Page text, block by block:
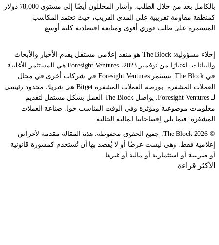
بالكامل بعد من خلال الطلب. وأشار المحللون أيضًا إلى مستوى 78,000 دولار
كمنطقة مقاومة تقريبية على المدى القريب، حيث تعتمد المكاسب
المستمرة على طلب فوري أقوى ومتابعة اقتصادية كلية أوسع.
إخلاء مسؤولية: The Block هو منفذ إعلامي مستقل يقدم الأخبار والأبحاث
والبيانات. اعتبارًا من نوفمبر 2023، Foresight Ventures هي المستثمر الأغلبية
في The Block. تستثمر Foresight Ventures في شركات أخرى في مجال
العملات المشفرة. بورصة العملات المشفرة Bitget هي شريك محدود رئيسي
لـ Foresight Ventures. يواصل The Block العمل بشكل مستقل لتقديم
معلومات موضوعية ومؤثرة وفي الوقت المناسب حول صناعة العملات
المشفرة. فيما يلي إفصاحاتنا المالية الحالية.
© 2026 The Block. جميع الحقوق محفوظة. هذه المقالة مقدمة لأغراض
إعلامية فقط. وهي ليست عرضًا أو لا يُقصد بها أن تُستخدم كمشورة قانونية
أو ضريبية أو استثمارية أو مالية أو غيرها.
الأكثر قراءة